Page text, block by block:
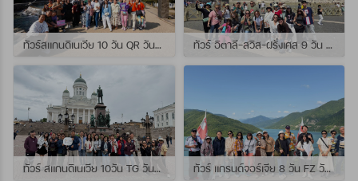
ทัวร์สแกนดิเนเวีย 10 วัน QR วันที่ 23 กรกฏาคม - 01 สิงหาคม 2569 เดินทางกับไกด์พี่จุ้ย และ พี่กั้ง ทัวร์ อิตาลี-สวิส-ฝรั่งเศส 9 วัน QR วันที่ 24 กรกฏาคม - 01 สิงหาคม 2569 เดินทางกับไกด์พี่เช
ทัวร์ สแกนดิเนเวีย 10วัน TG วันที่ 24 กรกฏาคม - 02 สิงหาคม 2569 เดินทางกับไกด์พี่ยอร์ช ทัวร์ แกรนด์จอร์เจีย 8 วัน FZ วันที่ 26 กรกฎาคม - 02 สิงหาคม 2569 เดินทางกับไกด์พี่โจ๊ก